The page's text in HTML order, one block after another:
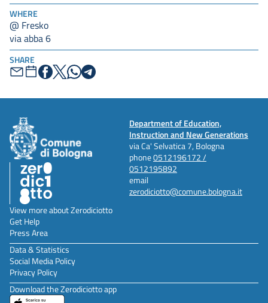
WHERE
@ Fresko
via abba 6
SHARE
Department of Education,
Instruction and New Generations
via Ca' Selvatica 7, Bologna
phone0512196172 /
0512195892
email
zerodiciotto@comune.bologna.it
View more about Zerodiciotto
Get Help
Press Area
Data & Statistics
Social Media Policy
Privacy Policy
Download the Zerodiciotto app